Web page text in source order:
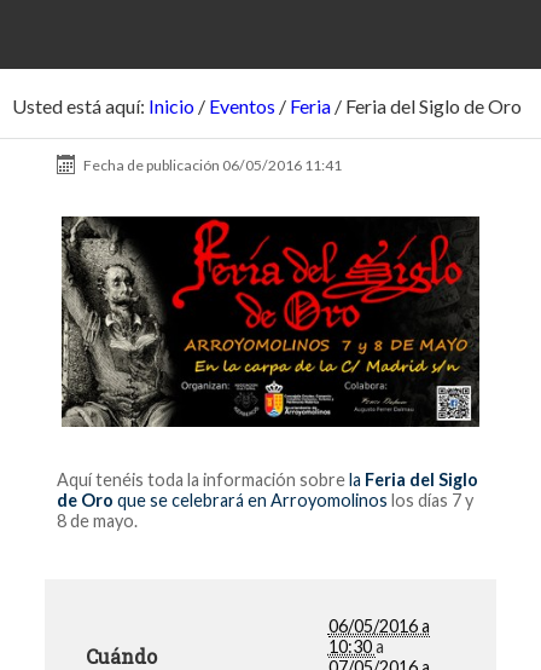
Usted está aquí: Inicio / Eventos / Feria / Feria del Siglo de Oro
Fecha de publicación 06/05/2016 11:41
Aquí tenéis toda la información sobrela Feria del Siglo
de Oro que se celebrará en Arroyomolinos los días 7 y
8 de mayo.
Cuándo
06/05/2016 a
10:30a